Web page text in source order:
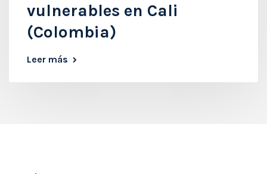
vulnerables en Cali
(Colombia)
Leer más